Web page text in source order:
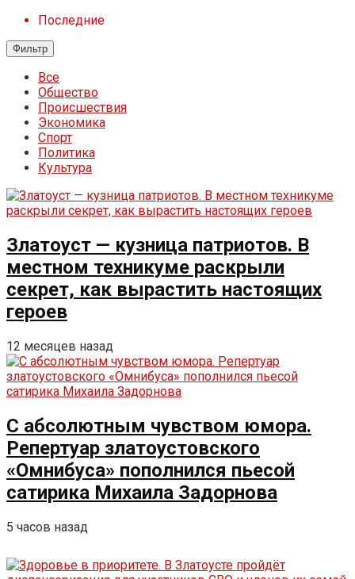
Последние
Фильтр
Все
Общество
Происшествия
Экономика
Спорт
Политика
Культура
Златоуст — кузница патриотов. В
местном техникуме раскрыли
секрет, как вырастить настоящих
героев
12 месяцев назад
С абсолютным чувством юмора.
Репертуар златоустовского
«Омнибуса» пополнился пьесой
сатирика Михаила Задорнова
5 часов назад